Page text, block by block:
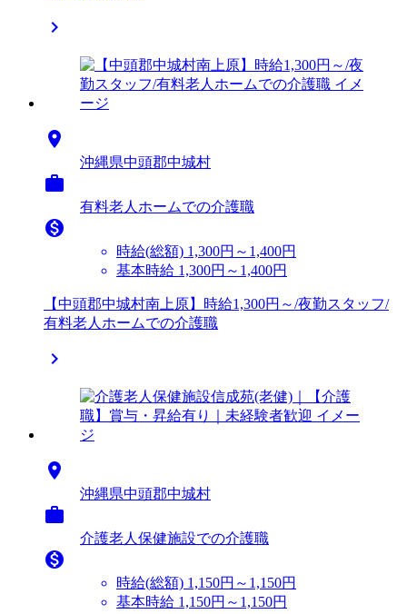


沖縄県中頭郡中城村

有料老人ホームでの介護職

時給(総額) 1,300円～1,400円
基本時給 1,300円～1,400円
【中頭郡中城村南上原】時給1,300円～/夜勤スタッフ/
有料老人ホームでの介護職


沖縄県中頭郡中城村

介護老人保健施設での介護職

時給(総額) 1,150円～1,150円
基本時給 1,150円～1,150円